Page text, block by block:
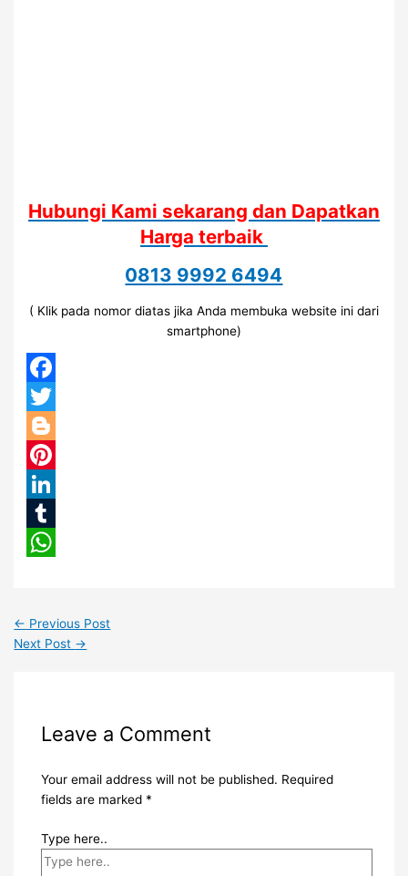
Hubungi Kami sekarang dan Dapatkan
Harga terbaik
0813 9992 6494
( Klik pada nomor diatas jika Anda membuka website ini dari
smartphone)
Facebook
Twitter
Blogger
Pinterest
LinkedIn
Tumblr
← Previous Post
Next Post →
Leave a Comment
Your email address will not be published. Required
fields are marked *
Type here..